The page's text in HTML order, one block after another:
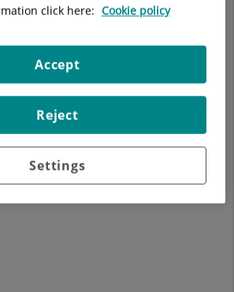
l'Aparell Digestiu
Traumatologia
Pediàtrica
i Reparadora
click here: Cookie policy
Settings
Reject
Accept